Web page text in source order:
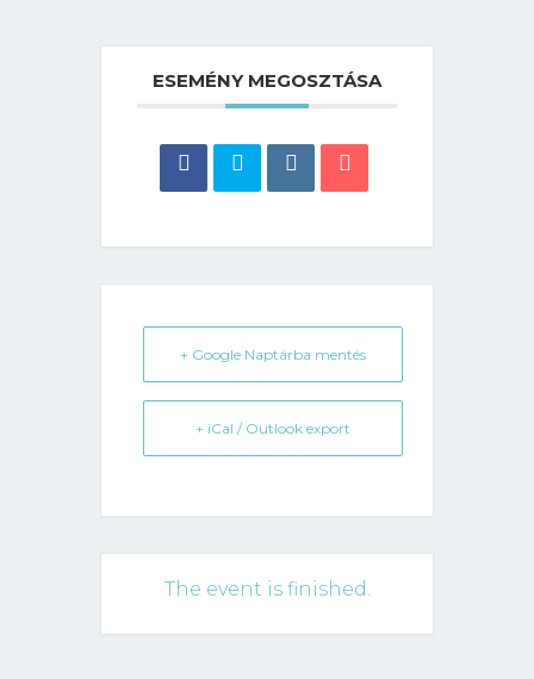
ESEMÉNY MEGOSZTÁSA
+ Google Naptárba mentés
+ iCal / Outlook export
The event is finished.